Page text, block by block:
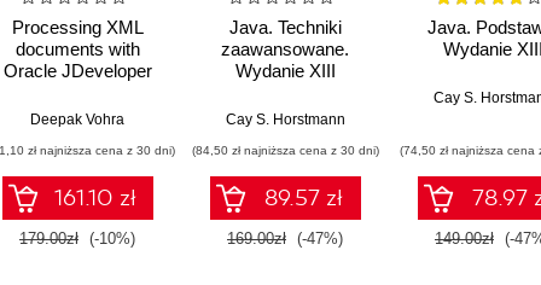
Processing XML
documents with
Oracle JDeveloper
validating, and
documents with
Oracle's IDE
Deepak Vohra
zł najniższa cena z 30 dni)
161.10 zł
179.00zł (-10%)
Java. Techniki
zaawansowane.
Wydanie XIII
Cay S. Horstmann
(84,50 zł najniższa cena z 30 dni)
89.57 zł
169.00zł (-47%)
Java.
Wydanie XIII
Cay S.
(74,50 zł najniższa cena
78.97
149.00zł (-